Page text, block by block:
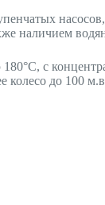
наличием
с
до 100